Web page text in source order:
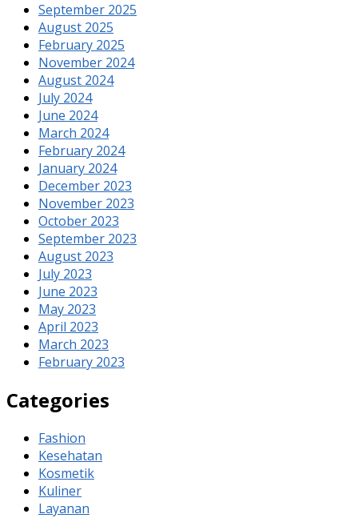
September 2025
August 2025
February 2025
November 2024
August 2024
July 2024
June 2024
March 2024
February 2024
January 2024
December 2023
November 2023
October 2023
September 2023
August 2023
July 2023
June 2023
May 2023
April 2023
March 2023
February 2023
Categories
Fashion
Kesehatan
Kosmetik
Kuliner
Layanan